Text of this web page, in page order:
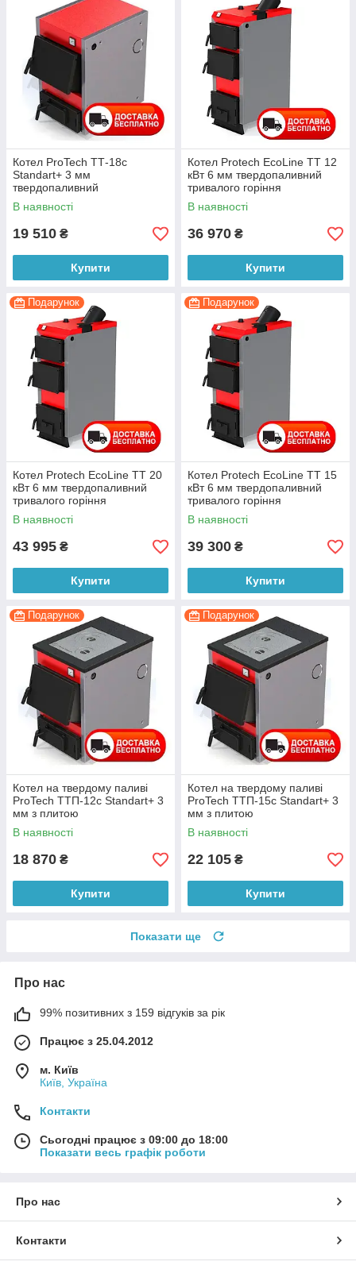
Котел ProTech ТТ-18с
Standart+ 3 мм
твердопаливний
В наявності
19 510 ₴
Купити
Котел Protech EcoLine ТТ 12
кВт 6 мм твердопаливний
тривалого горіння
В наявності
36 970 ₴
Купити
Подарунок
Котел Protech EcoLine ТТ 20
кВт 6 мм твердопаливний
тривалого горіння
В наявності
43 995 ₴
Купити
Подарунок
Котел Protech EcoLine ТТ 15
кВт 6 мм твердопаливний
тривалого горіння
В наявності
39 300 ₴
Купити
Подарунок
Котел на твердому паливі
ProTech ТТП-12с Standart+ 3
мм з плитою
В наявності
18 870 ₴
Купити
Подарунок
Котел на твердому паливі
ProTech ТТП-15с Standart+ 3
мм з плитою
В наявності
22 105 ₴
Купити
Показати ще
Про нас
99% позитивних з 159 відгуків за рік
Працює з 25.04.2012
м. Київ
Київ, Україна
Контакти
Сьогодні працює з 09:00 до 18:00
Показати весь графік роботи
Про нас
Контакти